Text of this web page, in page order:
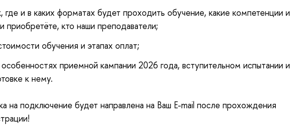
где и в каких форматах будет проходить обучение, какие компетенции и
приобретёте, кто наши преподаватели;
обучения и этапах оплат;
приемной кампании 2026 года, вступительном испытании и
к нему.
на подключение будет направлена на Ваш E-mail после прохождения